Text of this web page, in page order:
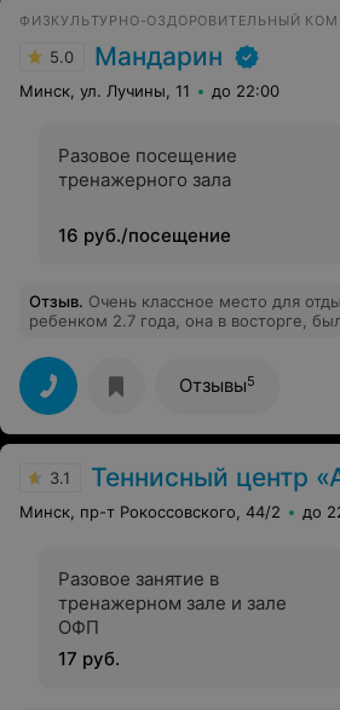
ФИЗКУЛЬТУРНО-ОЗДОРОВИТЕЛЬНЫЙ
5.0 Мандарин
Минск, ул. Лучины, 11 до 22:00
Разовое посещение
тренажерного зала
16 руб./посещение
Отзыв. Очень классное место для
ребенком 2.7 года, она в восторге,
быстро из-за разнообразия и бани, и
поплавать
Отзывы5
3.1 Теннисный центр «Аква-
Минск, пр-т Рокоссовского, 44/2 до
Разовое занятие в
тренажерном зале и зале
ОФП
17 руб.